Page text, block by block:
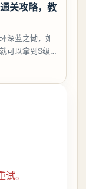
关攻略，教
深蓝之恸，如
可以拿到S级弧
家并不建议直
。